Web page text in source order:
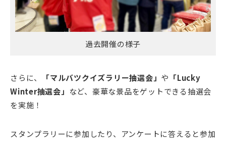
過去開催の様子
さらに、 「マルバツクイズラリー抽選会」 や 「Lucky
Winter抽選会」 など、豪華な景品をゲットできる抽選会
を実施！
スタンプラリーに参加したり、アンケートに答えると参加